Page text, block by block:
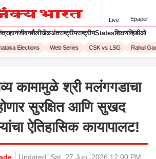
Live Epaper
जीवनशैलीखेळअंतराष्ट्रीयराष्ट्रीयStatesशिक्षणव्हिडीओ
Elections Web Series CSK vs LSG Rahul
कामामुळे श्री मलंगगडाचा
सुरक्षित आणि सुखद
ऐतिहासिक कायापालट!
Updated: Sat, 27 Jun, 2026 12:00 PM